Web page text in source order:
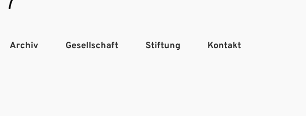
Archiv Gesellschaft Stiftung Kontakt